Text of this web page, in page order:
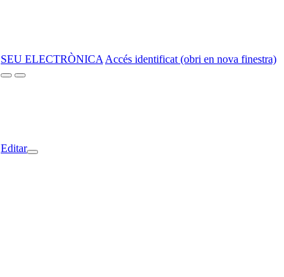
SEU ELECTRÒNICA Accés identificat (obri en nova finestra)
Editar